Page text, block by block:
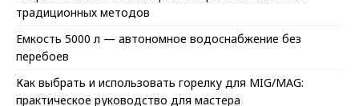
традиционных методов
Емкость 5000 л — автономное водоснабжение без
перебоев
Как выбрать и использовать горелку для MIG/MAG:
практическое руководство для мастера